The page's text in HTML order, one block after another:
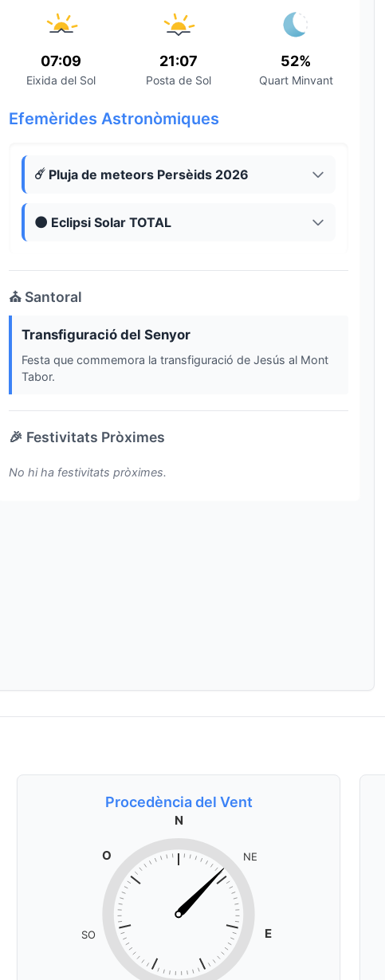
07:09
Eixida del Sol
21:07
Posta de Sol
52%
Quart Minvant
Efemèrides Astronòmiques
☄️ Pluja de meteors Persèids 2026
🌑 Eclipsi Solar TOTAL
⛪ Santoral
Transfiguració del Senyor
Festa que commemora la transfiguració de Jesús al Mont
Tabor.
🎉 Festivitats Pròximes
No hi ha festivitats pròximes.
Procedència del Vent
N
NE
E
SO
O